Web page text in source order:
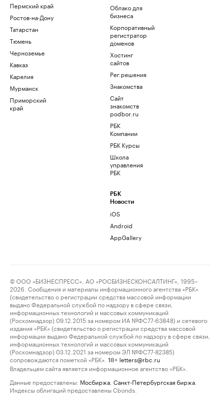
Пермский край
Ростов-на-Дону
Татарстан
Тюмень
Черноземье
Кавказ
Карелия
Мурманск
Приморский
край
Облако для
бизнеса
Корпоративный
регистратор
доменов
Хостинг
сайтов
Рег.решения
Знакомства
Сайт
знакомств
podbor.ru
РБК
Компании
РБК Курсы
Школа
управления
РБК
РБК
Новости
iOS
Android
AppGallery
© ООО «БИЗНЕСПРЕСС», АО «РОСБИЗНЕСКОНСАЛТИНГ», 1995–
2026. Сообщения и материалы информационного агентства «РБК»
(свидетельство о регистрации средства массовой информации
выдано Федеральной службой по надзору в сфере связи,
информационных технологий и массовых коммуникаций
(Роскомнадзор) 09.12.2015 за номером ИА №ФС77-63848) и сетевого
издания «РБК» (свидетельство о регистрации средства массовой
информации выдано Федеральной службой по надзору в сфере связи,
информационных технологий и массовых коммуникаций
(Роскомнадзор) 03.12.2021 за номером ЭЛ №ФС77-82385)
сопровождаются пометкой «РБК».
18+ letters@rbc.ru
Владельцем сайта является информационное агентство «РБК».
Данные предоставлены: Мосбиржа Санкт-Петербургская биржа
Индексы облигаций предоставлены Cbonds.